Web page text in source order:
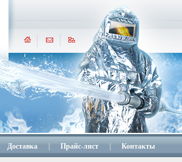
Доставка Прайс-лист Контакты